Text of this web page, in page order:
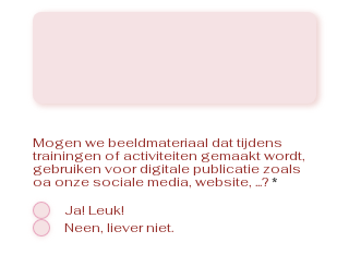
Mogen we beeldmateriaal dat tijdens
trainingen of activiteiten gemaakt wordt,
gebruiken voor digitale publicatie zoals
oa onze sociale media, website, ...?*
Ja! Leuk!
Neen, liever niet.